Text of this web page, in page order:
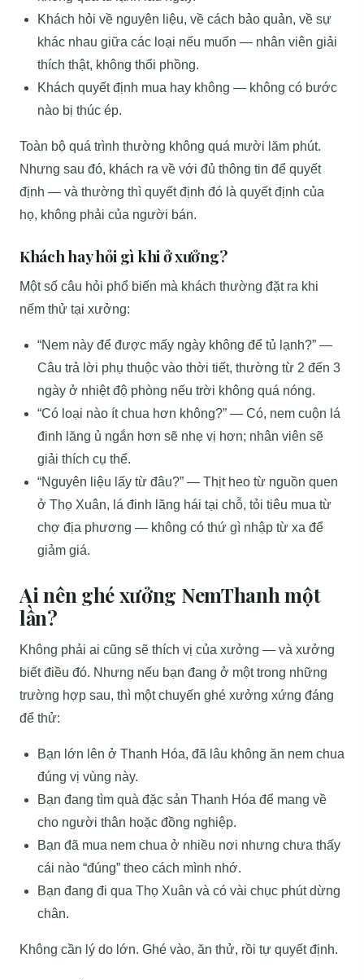
Khách hỏi về nguyên liệu, về cách bảo quản, về sự
khác nhau giữa các loại nếu muốn — nhân viên giải
thích thật, không thổi phồng.
Khách quyết định mua hay không — không có bước
nào bị thúc ép.
Toàn bộ quá trình thường không quá mười lăm phút.
Nhưng sau đó, khách ra về với đủ thông tin để quyết
định — và thường thì quyết định đó là quyết định của
họ, không phải của người bán.
Khách hay hỏi gì khi ở xưởng?
Một số câu hỏi phổ biến mà khách thường đặt ra khi
nếm thử tại xưởng:
“Nem này để được mấy ngày không để tủ lạnh?” —
Câu trả lời phụ thuộc vào thời tiết, thường từ 2 đến 3
ngày ở nhiệt độ phòng nếu trời không quá nóng.
“Có loại nào ít chua hơn không?” — Có, nem cuộn lá
đinh lăng ủ ngắn hơn sẽ nhẹ vị hơn; nhân viên sẽ
giải thích cụ thể.
“Nguyên liệu lấy từ đâu?” — Thịt heo từ nguồn quen
ở Thọ Xuân, lá đinh lăng hái tại chỗ, tỏi tiêu mua từ
chợ địa phương — không có thứ gì nhập từ xa để
giảm giá.
Ai nên ghé xưởng NemThanh một
lần?
Không phải ai cũng sẽ thích vị của xưởng — và xưởng
biết điều đó. Nhưng nếu bạn đang ở một trong những
trường hợp sau, thì một chuyến ghé xưởng xứng đáng
để thử:
Bạn lớn lên ở Thanh Hóa, đã lâu không ăn nem chua
đúng vị vùng này.
Bạn đang tìm quà đặc sản Thanh Hóa để mang về
cho người thân hoặc đồng nghiệp.
Bạn đã mua nem chua ở nhiều nơi nhưng chưa thấy
cái nào “đúng” theo cách mình nhớ.
Bạn đang đi qua Thọ Xuân và có vài chục phút dừng
chân.
Không cần lý do lớn. Ghé vào, ăn thử, rồi tự quyết định.